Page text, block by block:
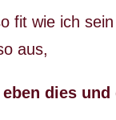
fit wie ich
aus,
dies